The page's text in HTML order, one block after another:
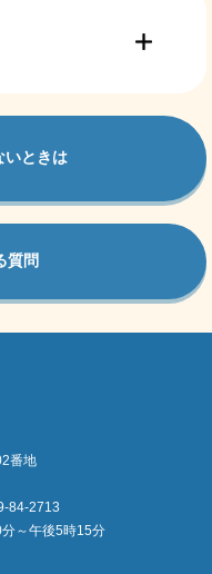
いときは
質問
番地
84-2713
～午後5時15分